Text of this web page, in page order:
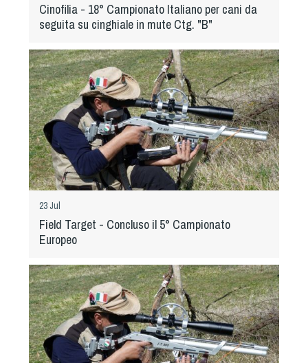
Cinofilia - 18° Campionato Italiano per cani da
seguita su cinghiale in mute Ctg. "B"
23 Jul
Field Target - Concluso il 5° Campionato
Europeo
English e Training Sporting
Tiro a Palla
Tiro con l'arco da caccia
Field Target
Paintball
Agility
DiscDog
Dog Balance
Dog Trail